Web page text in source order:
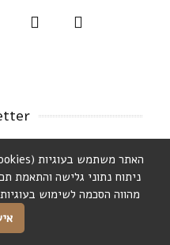
בלחיצה על הרשמה אתם
ניתוח נתוני גלישה והתאמת
מהווה הסכמה לשימוש